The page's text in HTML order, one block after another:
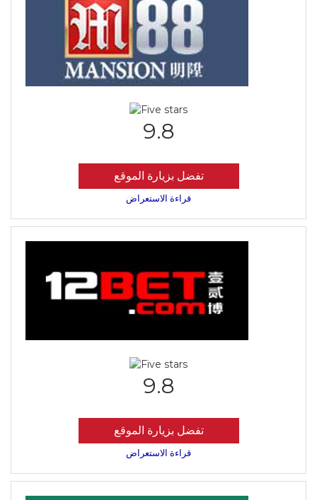
9.8
تفضل بزيارة الموقع
قراءة الاستعراض
9.8
تفضل بزيارة الموقع
قراءة الاستعراض